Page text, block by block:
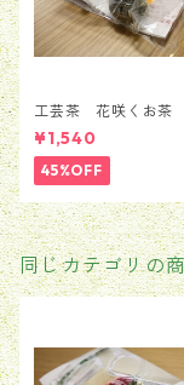
工芸茶 花咲くお茶
ト（5種類*1粒）
¥1,540
45%OFF
同じカテゴリの